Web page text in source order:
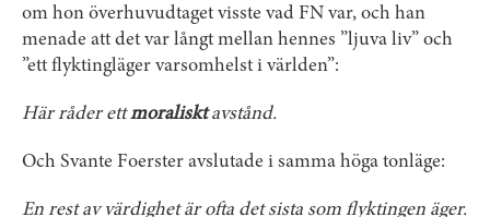
om hon överhuvudtaget visste vad FN var, och han
menade att det var långt mellan hennes ”ljuva liv” och
”ett flyktingläger varsomhelst i världen”:
Här råder ettmoralisktavstånd.
Och Svante Foerster avslutade i samma höga tonläge:
En rest av värdighet är ofta det sista som flyktingen äger.